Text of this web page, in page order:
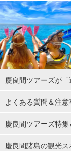
慶良間ツアーズが
よくある質問＆注
慶良間ツアーズ特
慶良間諸島の観光